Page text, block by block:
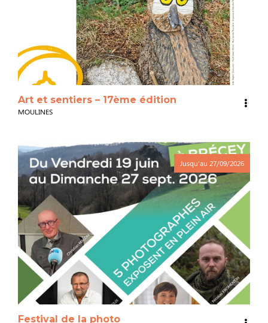
Art et sentiers – 17ème édition
MOULINES
Jusqu'au 27/09/2026
Festival de la photo